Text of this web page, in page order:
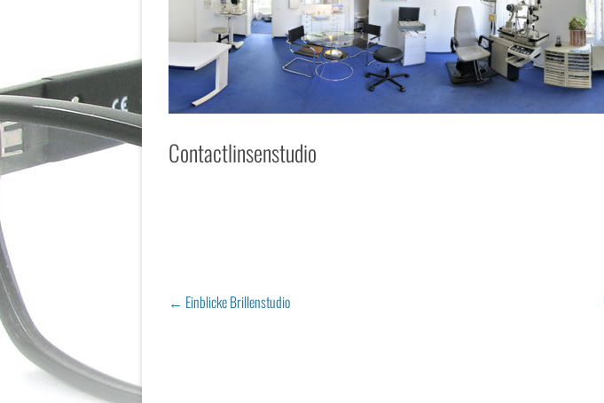
Contactlinsenstudio
Post navigation
← Einblicke Brillenstudio